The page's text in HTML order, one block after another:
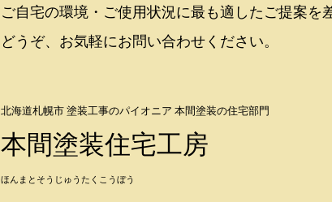
ご自宅の環境・ご使用状況に最も適したご提案を
どうぞ、お気軽にお問い合わせください。
北海道札幌市 塗装工事のパイオニア 本間塗装の住宅部門
本間塗装住宅工房
ほんまとそうじゅうたくこうぼう